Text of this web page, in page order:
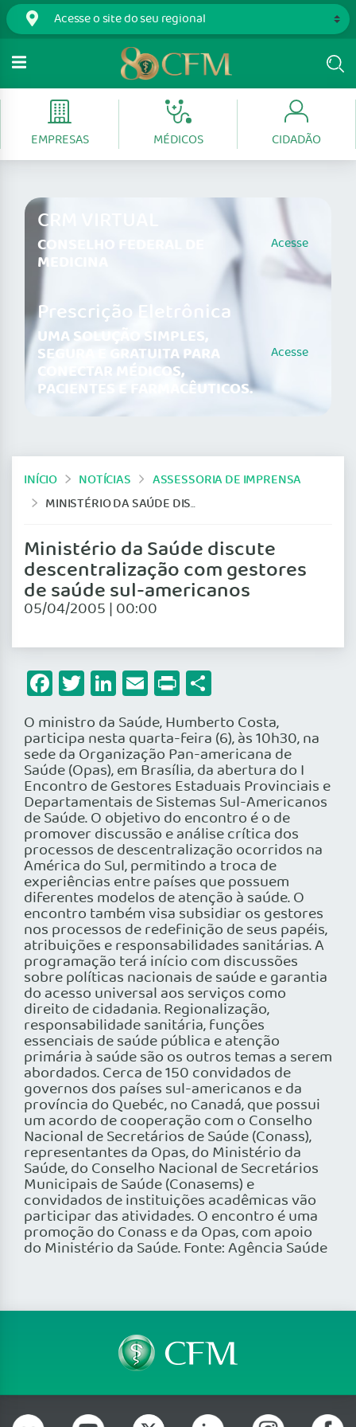
EMPRESAS MÉDICOS CIDADÃO
CRM VIRTUAL
CONSELHO FEDERAL DE
MEDICINA
Acesse
Prescrição Eletrônica
UMA SOLUÇÃO SIMPLES,
SEGURA E GRATUITA PARA
CONECTAR MÉDICOS,
PACIENTES E FARMACÊUTICOS.
Acesse
INÍCIO NOTÍCIAS
ASSESSORIA DE IMPRENSA
MINISTÉRIO DA SAÚDE DISCUTE DESCENTRALIZAÇÃO COM GESTORES DE SAÚDE SUL-AMERICANOS
Ministério da Saúde discute
descentralização com gestores
de saúde sul-americanos
05/04/2005 | 00:00
Facebook
Twitter
LinkedIn
Email
Print
O ministro da Saúde, Humberto Costa,
participa nesta quarta-feira (6), às 10h30, na
sede da Organização Pan-americana de
Saúde (Opas), em Brasília, da abertura do I
Encontro de Gestores Estaduais Provinciais e
Departamentais de Sistemas Sul-Americanos
de Saúde. O objetivo do encontro é o de
promover discussão e análise crítica dos
processos de descentralização ocorridos na
América do Sul, permitindo a troca de
experiências entre países que possuem
diferentes modelos de atenção à saúde. O
encontro também visa subsidiar os gestores
nos processos de redefinição de seus papéis,
atribuições e responsabilidades sanitárias. A
programação terá início com discussões
sobre políticas nacionais de saúde e garantia
do acesso universal aos serviços como
direito de cidadania. Regionalização,
responsabilidade sanitária, funções
essenciais de saúde pública e atenção
primária à saúde são os outros temas a serem
abordados. Cerca de 150 convidados de
governos dos países sul-americanos e da
província do Quebéc, no Canadá, que possui
um acordo de cooperação com o Conselho
Nacional de Secretários de Saúde (Conass),
representantes da Opas, do Ministério da
Saúde, do Conselho Nacional de Secretários
Municipais de Saúde (Conasems) e
convidados de instituições acadêmicas vão
participar das atividades. O encontro é uma
promoção do Conass e da Opas, com apoio
do Ministério da Saúde. Fonte: Agência Saúde